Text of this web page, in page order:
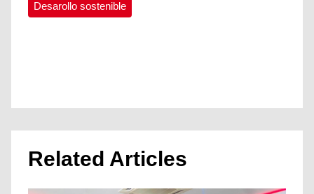
Desarollo sostenible
Related Articles